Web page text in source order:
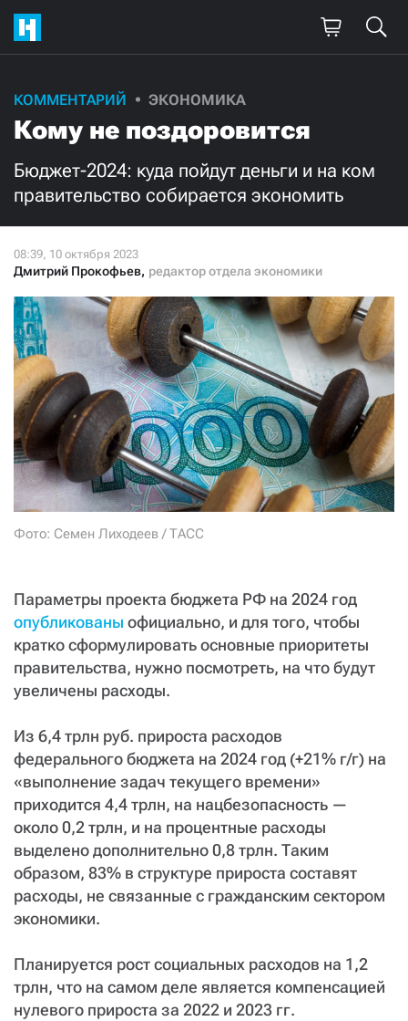
КОММЕНТАРИЙ ЭКОНОМИКА
Кому не поздоровится
Бюджет-2024: куда пойдут деньги и на ком
правительство собирается экономить
Дмитрий Прокофьев, редактор отдела экономики
Фото: Семен Лиходеев / ТАСС
Параметры проекта бюджета РФ на 2024 год
опубликованы официально, и для того, чтобы
кратко сформулировать основные приоритеты
правительства, нужно посмотреть, на что будут
увеличены расходы.
Из 6,4 трлн руб. прироста расходов
федерального бюджета на 2024 год (+21% г/г) на
«выполнение задач текущего времени»
приходится 4,4 трлн, на нацбезопасность —
около 0,2 трлн, и на процентные расходы
выделено дополнительно 0,8 трлн. Таким
образом, 83% в структуре прироста составят
расходы, не связанные с гражданским сектором
экономики.
Планируется рост социальных расходов на 1,2
трлн, что на самом деле является компенсацией
нулевого прироста за 2022 и 2023 гг.
Поддержите
нашу работу!
Ежемесячно Разово
500 300
Нажимая кнопку «Стать соучастником»,
я принимаю условия и подтверждаю свое гражданство РФ
СТАТЬ СОУЧАСТНИКОМ
ПОДЕЛИТЬСЯ С ДРУЗЬЯМИ
Если у вас есть вопросы, пишите donate@novayagazeta.ru или
звоните:
+7 (929) 612-03-68